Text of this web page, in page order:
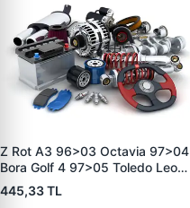
Z Rot A3 96>03 Octavia 97>04
Bora Golf 4 97>05 Toledo Leon
(Plastik) | ROOT 121157 | OEM
1J0411315B 1J0411315G
445,33 TL